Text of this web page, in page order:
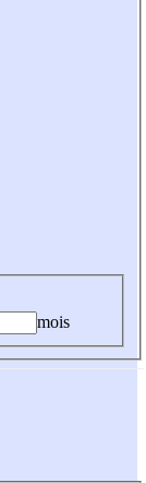
mois